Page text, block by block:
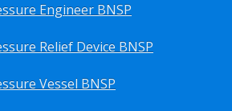
Engineer BNSP
Relief Device BNSP
Vessel BNSP